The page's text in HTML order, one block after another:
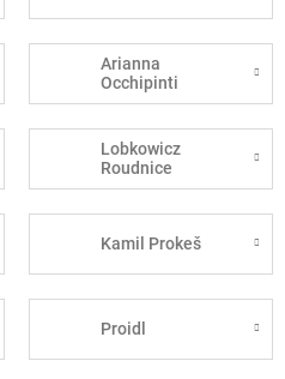
Arianna
Occhipinti
Lobkowicz
Roudnice
Kamil Prokeš
Proidl